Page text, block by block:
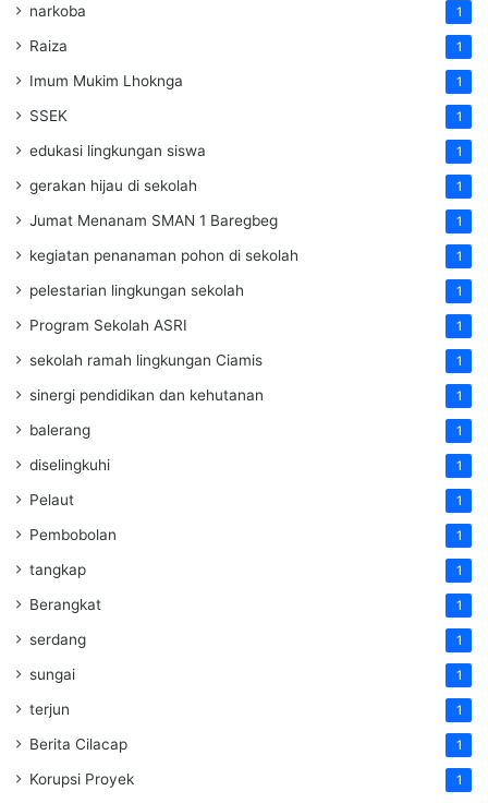
narkoba 1
Raiza 1
Imum Mukim Lhoknga 1
SSEK 1
edukasi lingkungan siswa 1
gerakan hijau di sekolah 1
Jumat Menanam SMAN 1 Baregbeg 1
kegiatan penanaman pohon di sekolah 1
pelestarian lingkungan sekolah 1
Program Sekolah ASRI 1
sekolah ramah lingkungan Ciamis 1
sinergi pendidikan dan kehutanan 1
balerang 1
diselingkuhi 1
Pelaut 1
Pembobolan 1
tangkap 1
Berangkat 1
serdang 1
sungai 1
terjun 1
Berita Cilacap 1
Korupsi Proyek 1